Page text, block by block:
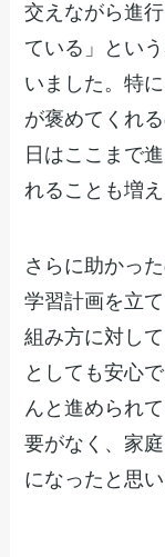
交えながら進
ている」とい
いました。特
が褒めてくれ
日はここまで
れることも増え
さらに助かっ
学習計画を立
組み方に対し
としても安心
んと進められ
要がなく、家
になったと思い